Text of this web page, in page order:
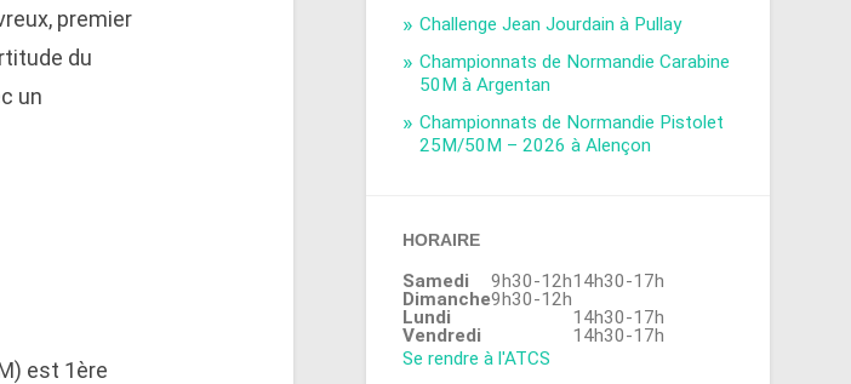
premier
du
un
est 1ère
Challenge Jean Jourdain à Pullay
Championnats de Normandie Carabine
50M à Argentan
Championnats de Normandie Pistolet
25M/50M – 2026 à Alençon
HORAIRE
Samedi 9h30-12h14h30-17h
Dimanche9h30-12h
Lundi
14h30-17h
Vendredi
14h30-17h
Se rendre à l'ATCS